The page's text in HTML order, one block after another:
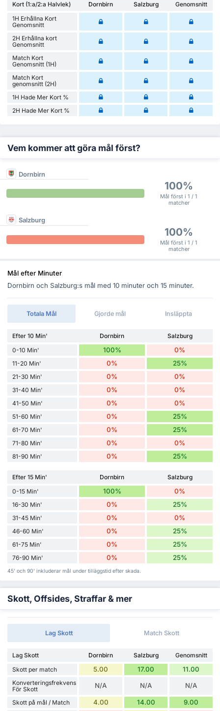
Kort (1:a/2:a Halvlek) Dornbirn Salzburg
Genomsnitt
1H Erhållna Kort
Genomsnitt
2H Erhållna kort
Genomsnitt
Match Kort
Genomsnitt (1H)
Match Kort
genomsnitt (2H)
1H Hade Mer Kort %
2H Hade Mer Kort %
Vem kommer att göra mål först?
Dornbirn
100%
Mål först i 1 / 1
matcher
Salzburg
100%
Mål först i 1 / 1
matcher
Mål efter Minuter
Dornbirn och Salzburg:s mål med 10 minuter och 15 minuter.
Totala Mål Gjorde mål Insläppta
Efter 10 Min' Dornbirn
Salzburg
0-10 Min'
100% 0%
11-20 Min' 0% 25%
21-30 Min' 0% 0%
31-40 Min' 0% 0%
41-50 Min' 0% 0%
51-60 Min' 0% 25%
61-70 Min' 0% 25%
71-80 Min' 0% 0%
81-90 Min' 0% 25%
Efter 15 Min' Dornbirn
Salzburg
0-15 Min'
100% 0%
16-30 Min' 0% 25%
31-45 Min' 0% 0%
46-60 Min' 0% 25%
61-75 Min' 0% 25%
76-90 Min' 0% 25%
45' och 90' inkluderar mål under tilläggstid efter skada.
Skott, Offsides, Straffar & mer
Lag Skott Match Skott
Lag Skott Dornbirn Salzburg
Genomsnitt
Skott per match
5.00 17.00 11.00
Konverteringsfrekvens
För Skott
N/A N/A N/A
Skott på mål / Match 4.00 14.00 9.00